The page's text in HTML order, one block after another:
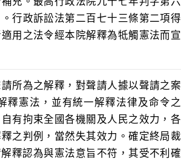
行政訴訟法第二百七十三條第二項得
用之法令經本院解釋為牴觸憲法而宣
為之解釋，對聲請人據以聲請之案
釋憲法，並有統一解釋法律及命令之
有拘束全國各機關及人民之效力，各
之判例，當然失其效力。確定終局裁
釋認為與憲法意旨不符，其受不利確